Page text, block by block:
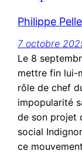
Philippe
7 octobre
Le 8
mettre fin lui-
rôle de chef
impopularité
de son projet
social
ce